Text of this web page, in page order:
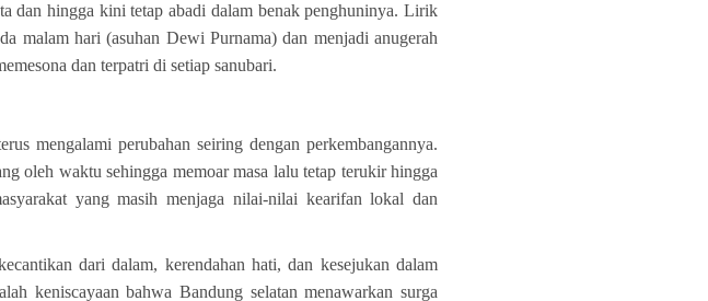
dan hingga kini tetap abadi dalam benak penghuninya. Lirik
malam hari (asuhan Dewi Purnama) dan menjadi anugerah
dan terpatri di setiap sanubari.
mengalami perubahan seiring dengan perkembangannya.
oleh waktu sehingga memoar masa lalu tetap terukir hingga
yang masih menjaga nilai-nilai kearifan lokal dan
dari dalam, kerendahan hati, dan kesejukan dalam
keniscayaan bahwa Bandung selatan menawarkan surga